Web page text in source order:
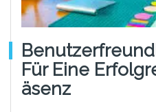
Für Eine
Äsenz